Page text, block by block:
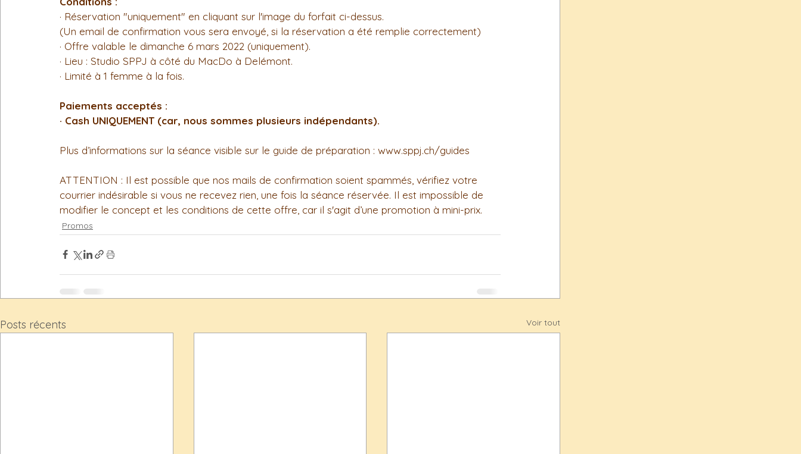
· Réservation "uniquement" en cliquant sur l'image du forfait ci-dessus.
(Un email de confirmation vous sera envoyé, si la réservation a été remplie correctement)
· Offre valable le dimanche 6 mars 2022 (uniquement).
· Lieu : Studio SPPJ à côté du MacDo à Delémont.
· Limité à 1 femme à la fois.
Paiements acceptés :
· Cash UNIQUEMENT (car, nous sommes plusieurs indépendants).
Plus d’informations sur la séance visible sur le guide de préparation : www.sppj.ch/guides
ATTENTION : Il est possible que nos mails de confirmation soient spammés, vérifiez votre
courrier indésirable si vous ne recevez rien, une fois la séance réservée. Il est impossible de
modifier le concept et les conditions de cette offre, car il s'agit d’une promotion à mini-prix.
Promos
Posts récents Voir tout